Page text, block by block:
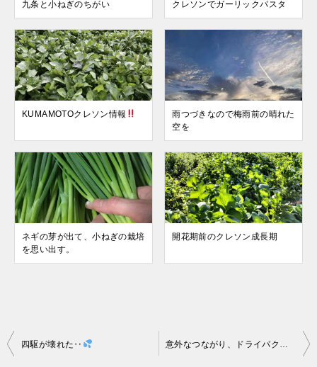
九条と小ねぎのちがい クレソンでガーリックパスタ
KUMAMOTOクレソン情報
雨つづきなので梅雨前の晴れた
空を
ネギの芽が出て、小ねぎの栽培
を思い出す。
開花期前のクレソン成長期
投
四駆が壊れた‥